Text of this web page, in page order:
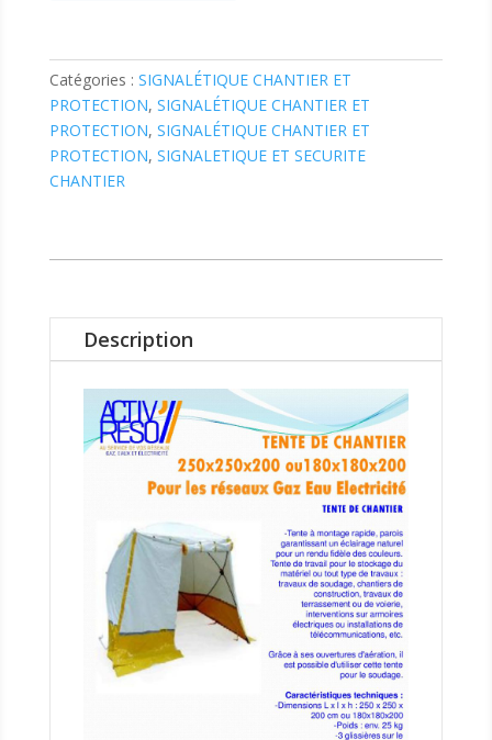
Catégories : SIGNALÉTIQUE CHANTIER ET
PROTECTION, SIGNALÉTIQUE CHANTIER ET
PROTECTION, SIGNALÉTIQUE CHANTIER ET
PROTECTION, SIGNALETIQUE ET SECURITE
CHANTIER
Description